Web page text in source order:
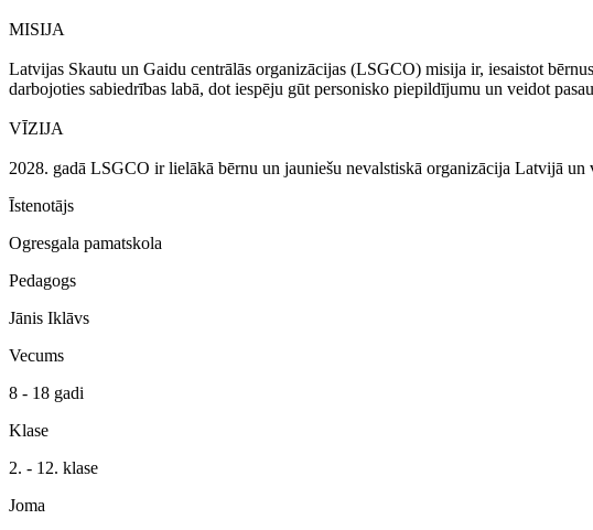
MISIJA
Latvijas Skautu un Gaidu centrālās organizācijas (LSGCO) misija ir, iesaistot
darbojoties sabiedrības labā, dot iespēju gūt personisko piepildījumu un veidot
VĪZIJA
2028. gadā LSGCO ir lielākā bērnu un jauniešu nevalstiskā organizācija Latvijā
Īstenotājs
Ogresgala pamatskola
Pedagogs
Jānis Iklāvs
Vecums
8 - 18 gadi
Klase
2. - 12. klase
Joma